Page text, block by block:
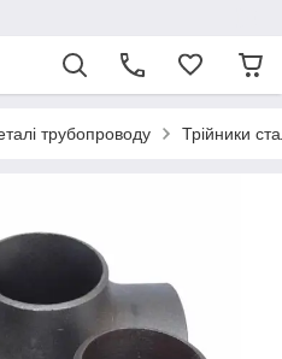
трубопроводу Трійники